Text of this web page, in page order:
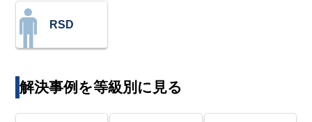
RSD
解決事例を等級別に見る